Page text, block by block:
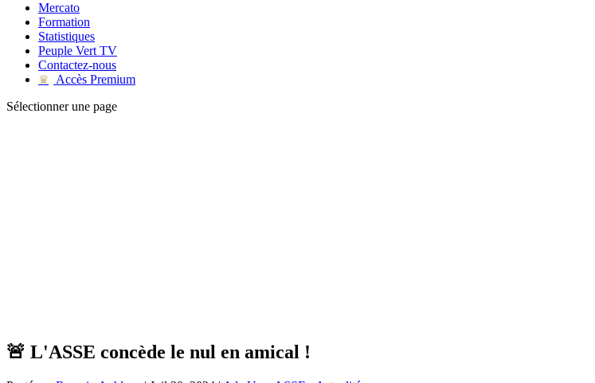
Mercato
Formation
Statistiques
Peuple Vert TV
Contactez-nous
♛
Accès Premium
Sélectionner une page
🚨 L'ASSE concède le nul en amical !